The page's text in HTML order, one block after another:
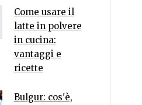
Come usare il
latte in polvere
in cucina:
vantaggi e
ricette
Bulgur: cos'è,